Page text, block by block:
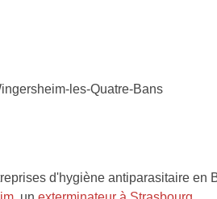
les-Quatre-Bans
d'hygiène antiparasitaire en